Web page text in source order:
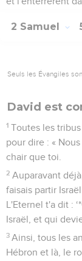
2 Samuel
Seuls les Évangiles
David est
1 Toutes les
pour dire : «
chair que toi.
2 Auparavant
faisais partir
L'Eternel t'a dit :
Israël, et qui
3 Ainsi, tous les
Hébron et là, le